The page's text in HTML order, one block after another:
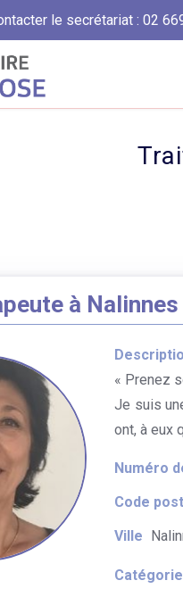
le secrétariat : 02
à
« Prenez
Je suis
ont, à eux
Numéro
Code
Ville